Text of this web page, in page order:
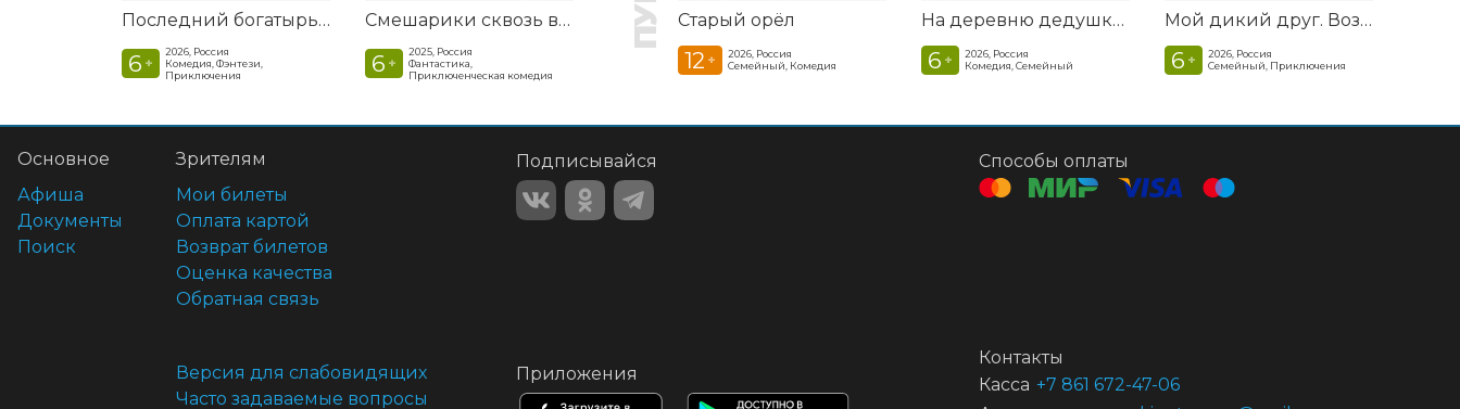
Последний богатырь. Колобок
6 +
2026, Россия
Комедия, Фэнтези,
Приключения
Смешарики сквозь вселенные
6 +
2025, Россия
Фантастика,
Приключенческая комедия
Старый орёл
12 +
2026, Россия
Семейный, Комедия
На деревню дедушке 2
6 +
2026, Россия
Комедия, Семейный
Мой дикий друг. Возвращение домой
6 +
2026, Россия
Семейный, Приключения
Основное
Афиша
Документы
Поиск
Зрителям
Мои билеты
Оплата картой
Возврат билетов
Оценка качества
Обратная связь
Версия для слабовидящих
Часто задаваемые вопросы
Подписывайся
Приложения
Способы оплаты
Контакты
Касса +7 861 672-47-06